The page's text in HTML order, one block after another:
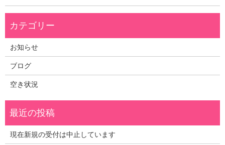
お知らせ
ブログ
空き状況
現在新規の受付は中止しています